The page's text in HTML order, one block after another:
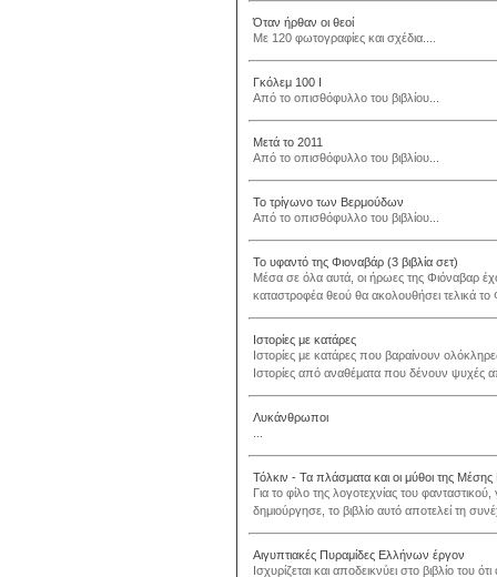
Όταν ήρθαν οι θεοί
Με 120 φωτογραφίες και σχέδια....
Γκόλεμ 100 Ι
Από το οπισθόφυλλο του βιβλίου...
Μετά το 2011
Από το οπισθόφυλλο του βιβλίου...
Το τρίγωνο των Βερμούδων
Από το οπισθόφυλλο του βιβλίου...
Το υφαντό της Φιοναβάρ (3 βιβλία σετ)
Μέσα σε όλα αυτά, οι ήρωες της Φιόναβαρ
καταστροφέα θεού θα ακολουθήσει τελικά
Ιστορίες με κατάρες
Ιστορίες με κατάρες που βαραίνουν
Ιστορίες από αναθέματα που δένουν ψυχές
Λυκάνθρωποι
Τόλκιν - Τα πλάσματα και οι μύθοι της Μέσης
Για το φίλο της λογοτεχνίας του
δημιούργησε, το βιβλίο αυτό αποτελεί τη
Αιγυπτιακές Πυραμίδες Ελλήνων έργον
Ισχυρίζεται και αποδεικνύει στο βιβλίο του